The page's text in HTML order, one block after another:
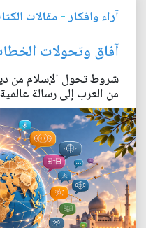
آراء وافكار-مقالات
آفاق وتحولات
شروط تحول الإسلام من
من العرب إلى رسالة